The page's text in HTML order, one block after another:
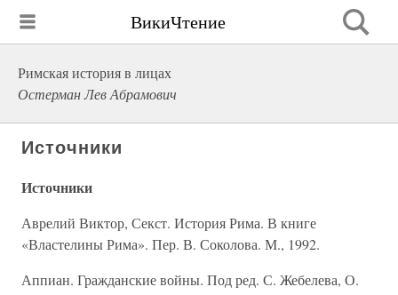
ВикиЧтение
Римская история в лицах
Остерман Лев Абрамович
Источники
Источники
Аврелий Виктор, Секст. История Рима. В книге
«Властелины Рима». Пер. В. Соколова. М., 1992.
Аппиан. Гражданские войны. Под ред. С. Жебелева, О.